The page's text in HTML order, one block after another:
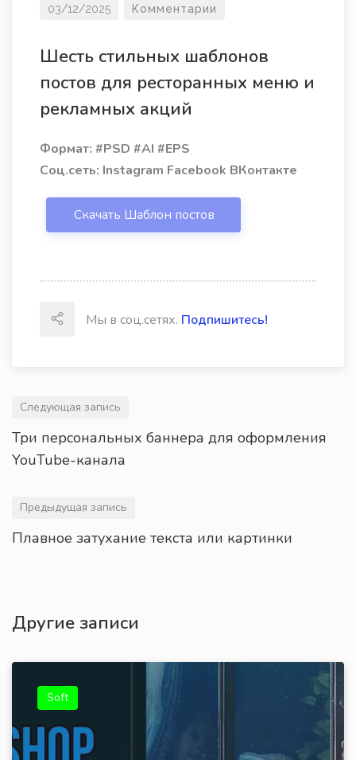
03/12/2025 Комментарии
Шесть стильных шаблонов
постов для ресторанных меню и
рекламных акций
Формат: #PSD #AI #EPS
Соц.сеть: Instagram Facebook ВКонтакте
Скачать Шаблон постов
Мы в соц.сетях. Подпишитесь!
Следующая запись
Три персональных баннера для оформления
YouTube-канала
Предыдущая запись
Плавное затухание текста или картинки
Другие записи
Soft